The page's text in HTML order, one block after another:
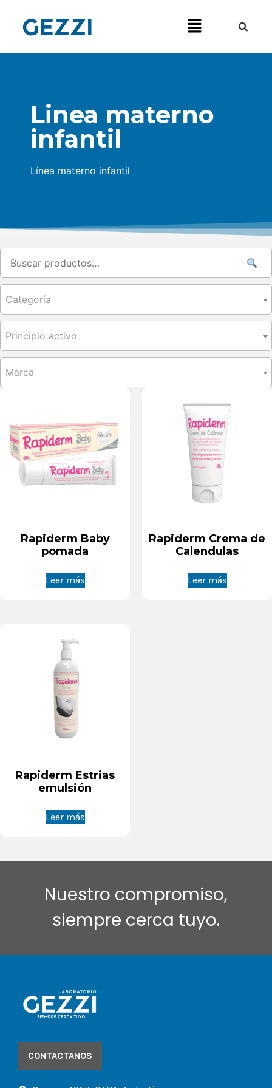
Linea materno
infantil
Línea materno infantil
Categoría
Principio activo
Marca
Rapiderm Baby
pomada
Leer más
Rapiderm Crema de
Calendulas
Leer más
Rapiderm Estrias
emulsión
Leer más
Nuestro compromiso,
siempre cerca tuyo.
CONTACTANOS